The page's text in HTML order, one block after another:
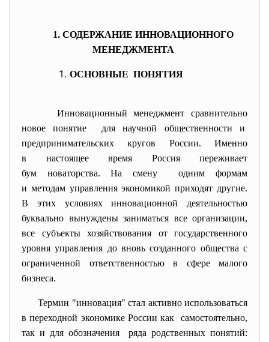
1. СОДЕРЖАНИЕ ИННОВАЦИОННОГО
МЕНЕДЖМЕНТА
ОСНОВНЫЕ ПОНЯТИЯ
Инновационный менеджмент сравнительно
новое понятие для научной общественности и
предпринимательских кругов России. Именно
в настоящее время Россия переживает
бум новаторства. На смену одним формам
и методам управления экономикой приходят другие.
В этих условиях инновационной деятельностью
буквально вынуждены заниматься все организации,
все субъекты хозяйствования от государственного
уровня управления до вновь созданного общества с
ограниченной ответственностью в сфере малого
бизнеса.
Термин "инновация" стал активно использоваться
в переходной экономике России как самостоятельно,
так и для обозначения ряда родственных понятий: